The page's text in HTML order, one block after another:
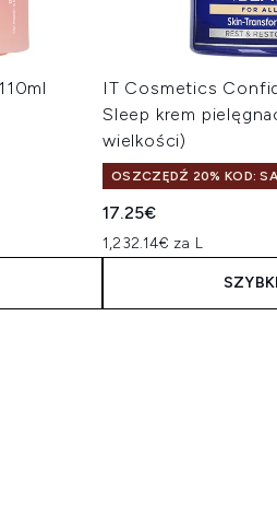
IT Cosmetics
Sleep krem
wielkości)
OSZCZĘDŹ 20% KOD:
17.25€
1,232.14€ za L